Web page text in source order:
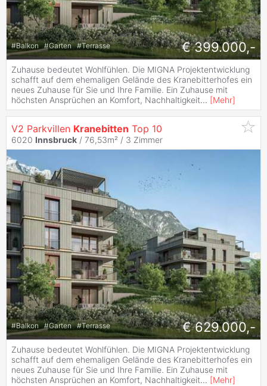
#Balkon #Garten #Terrasse € 399.000,-
Zuhause bedeutet Wohlfühlen. Die MIGNA Projektentwicklung
schafft auf dem ehemaligen Gelände des Kranebitterhofes ein
neues Zuhause für Sie und Ihre Familie. Ein Zuhause mit
höchsten Ansprüchen an Komfort, Nachhaltigkeit... [Mehr]
V2 Parkvillen Kranebitten Top 10
6020 Innsbruck / 76,53m² / 3 Zimmer
#Balkon #Garten #Terrasse € 629.000,-
Zuhause bedeutet Wohlfühlen. Die MIGNA Projektentwicklung
schafft auf dem ehemaligen Gelände des Kranebitterhofes ein
neues Zuhause für Sie und Ihre Familie. Ein Zuhause mit
höchsten Ansprüchen an Komfort, Nachhaltigkeit... [Mehr]